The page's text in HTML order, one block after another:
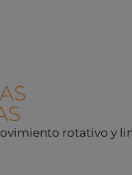
rotativo y